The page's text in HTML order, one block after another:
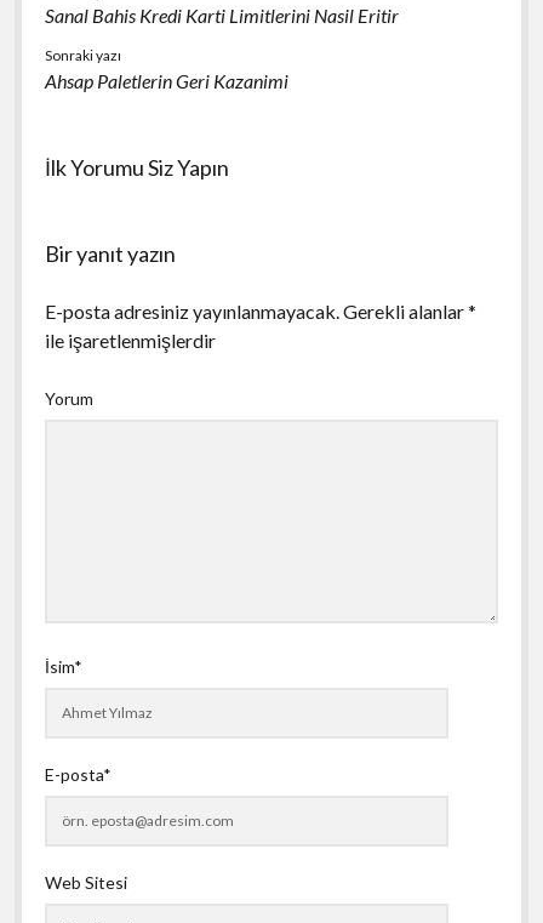
Sanal Bahis Kredi Karti Limitlerini Nasil Eritir
Sonraki yazı
Ahsap Paletlerin Geri Kazanimi
İlk Yorumu Siz Yapın
Bir yanıt yazın
E-posta adresiniz yayınlanmayacak.Gerekli alanlar*
ile işaretlenmişlerdir
Yorum
İsim*
E-posta*
Web Sitesi